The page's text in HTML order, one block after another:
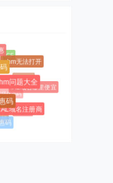
#1045
优惠码
.AL域名
.AL域名哪里便宜
.AL域名注册商
码
.CF
.chm无法打开
问题大全
惠码
码